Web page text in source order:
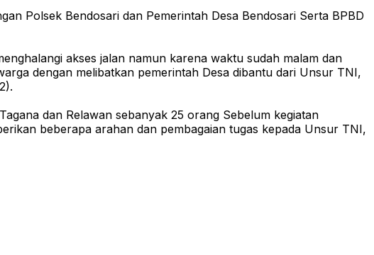
Polsek Bendosari dan Pemerintah Desa Bendosari Serta BPBD
akses jalan namun karena waktu sudah malam dan
dengan melibatkan pemerintah Desa dibantu dari Unsur TNI,
dan Relawan sebanyak 25 orang Sebelum kegiatan
beberapa arahan dan pembagaian tugas kepada Unsur TNI,